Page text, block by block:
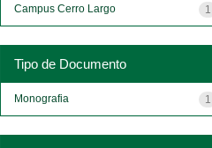
1
Campus Cerro Largo
Tipo de Documento
1
Monografia